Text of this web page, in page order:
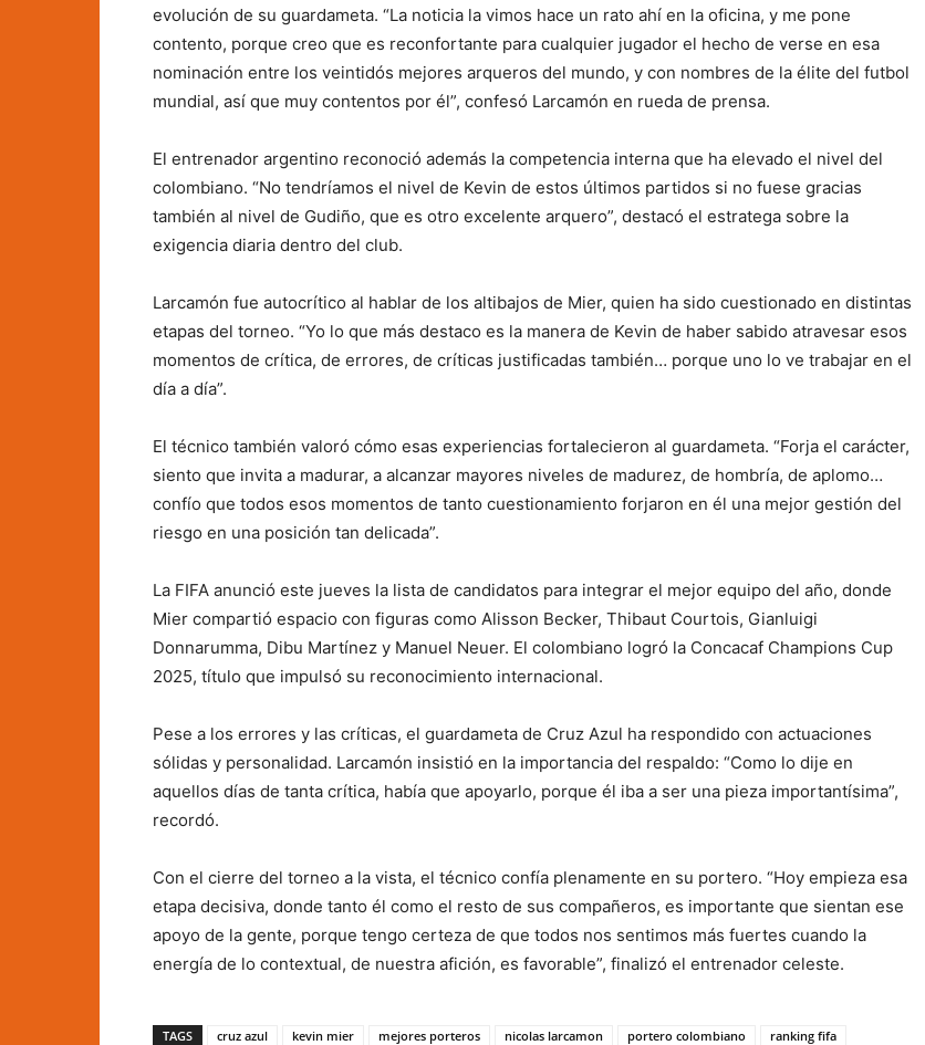
evolución de su guardameta. “La noticia la vimos hace un rato ahí en la oficina, y me pone
contento, porque creo que es reconfortante para cualquier jugador el hecho de verse en esa
nominación entre los veintidós mejores arqueros del mundo, y con nombres de la élite del futbol
mundial, así que muy contentos por él”, confesó Larcamón en rueda de prensa.
El entrenador argentino reconoció además la competencia interna que ha elevado el nivel del
colombiano. “No tendríamos el nivel de Kevin de estos últimos partidos si no fuese gracias
también al nivel de Gudiño, que es otro excelente arquero”, destacó el estratega sobre la
exigencia diaria dentro del club.
Larcamón fue autocrítico al hablar de los altibajos de Mier, quien ha sido cuestionado en distintas
etapas del torneo. “Yo lo que más destaco es la manera de Kevin de haber sabido atravesar esos
momentos de crítica, de errores, de críticas justificadas también… porque uno lo ve trabajar en el
día a día”.
El técnico también valoró cómo esas experiencias fortalecieron al guardameta. “Forja el carácter,
siento que invita a madurar, a alcanzar mayores niveles de madurez, de hombría, de aplomo…
confío que todos esos momentos de tanto cuestionamiento forjaron en él una mejor gestión del
riesgo en una posición tan delicada”.
La FIFA anunció este jueves la lista de candidatos para integrar el mejor equipo del año, donde
Mier compartió espacio con figuras como Alisson Becker, Thibaut Courtois, Gianluigi
Donnarumma, Dibu Martínez y Manuel Neuer. El colombiano logró la Concacaf Champions Cup
2025, título que impulsó su reconocimiento internacional.
Pese a los errores y las críticas, el guardameta de Cruz Azul ha respondido con actuaciones
sólidas y personalidad. Larcamón insistió en la importancia del respaldo: “Como lo dije en
aquellos días de tanta crítica, había que apoyarlo, porque él iba a ser una pieza importantísima”,
recordó.
Con el cierre del torneo a la vista, el técnico confía plenamente en su portero. “Hoy empieza esa
etapa decisiva, donde tanto él como el resto de sus compañeros, es importante que sientan ese
apoyo de la gente, porque tengo certeza de que todos nos sentimos más fuertes cuando la
energía de lo contextual, de nuestra afición, es favorable”, finalizó el entrenador celeste.
TAGS cruz azul kevin mier mejores porteros nicolas larcamon portero colombiano ranking fifa